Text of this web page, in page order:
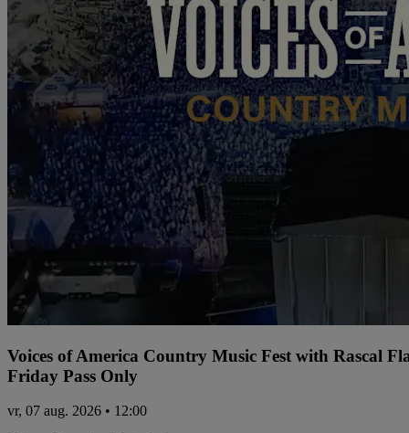
Voices of America Country Music Fest with Rascal
Friday Pass Only
vr, 07 aug. 2026 • 12:00